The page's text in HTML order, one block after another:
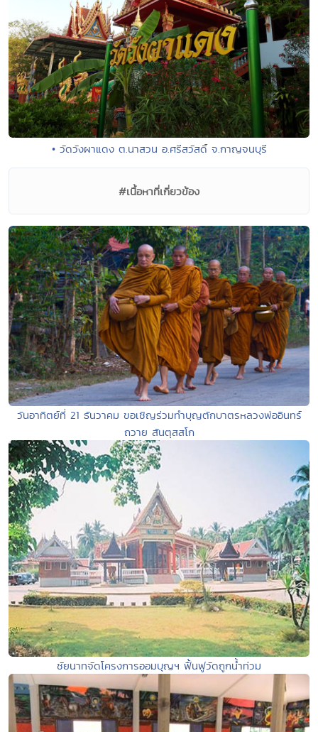
• วัดวังผาแดง ต.นาสวน อ.ศรีสวัสดิ์ จ.กาญจนบุรี
#เนื้อหาที่เกี่ยวข้อง
วันอาทิตย์ที่ 21 ธันวาคม ขอเชิญร่วมทำบุญตักบาตรหลวงพ่ออินทร์
ถวาย สันตุสสโก
ชัยนาทจัดโครงการออมบุญฯ ฟื้นฟูวัดถูกน้ำท่วม